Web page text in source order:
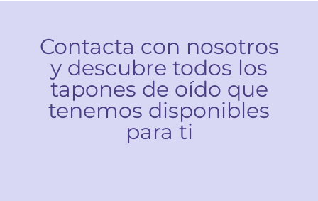
Contacta con nosotros
y descubre todos los
tapones de oído que
tenemos disponibles
para ti